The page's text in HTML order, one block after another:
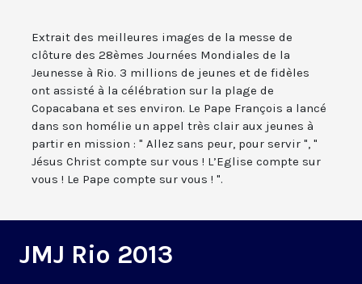
Extrait des meilleures images de la messe de
clôture des 28èmes Journées Mondiales de la
Jeunesse à Rio. 3 millions de jeunes et de fidèles
ont assisté à la célébration sur la plage de
Copacabana et ses environ. Le Pape François a lancé
dans son homélie un appel très clair aux jeunes à
partir en mission : " Allez sans peur, pour servir ", "
Jésus Christ compte sur vous ! L’Eglise compte sur
vous ! Le Pape compte sur vous ! ".
JMJ Rio 2013